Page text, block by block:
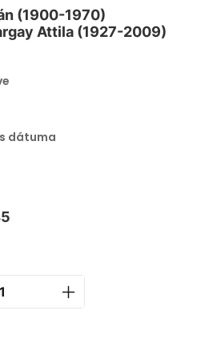
(1900-1970)
Attila (1927-2009)
dátuma